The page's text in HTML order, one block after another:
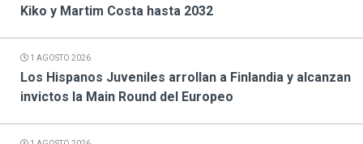
Kiko y Martim Costa hasta 2032
1 AGOSTO 2026
Los Hispanos Juveniles arrollan a Finlandia y alcanzan
invictos la Main Round del Europeo